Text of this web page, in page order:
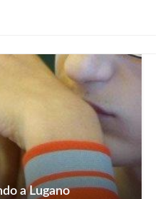
a Lugano